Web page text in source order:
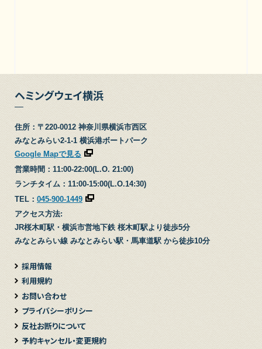
ヘミングウェイ横浜
住所：〒220-0012 神奈川県横浜市西区
みなとみらい2-1-1 横浜港ボートパーク
Google Mapで見る
営業時間：11:00-22:00(L.O. 21:00)
ランチタイム：11:00-15:00(L.O.14:30)
TEL： 045-900-1449
アクセス方法:
JR桜木町駅・横浜市営地下鉄 桜木町駅より徒歩5分
みなとみらい線 みなとみらい駅・馬車道駅 から徒歩10分
採用情報
利用規約
お問い合わせ
プライバシーポリシー
反社お断りについて
予約キャンセル・変更規約